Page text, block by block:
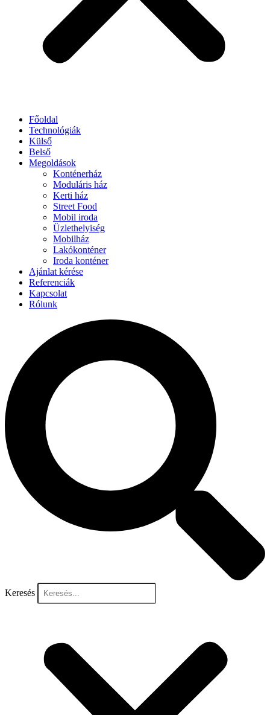
Főoldal
Technológiák
Külső
Belső
Megoldások
Konténerház
Moduláris ház
Kerti ház
Street Food
Mobil iroda
Üzlethelyiség
Mobilház
Lakókonténer
Iroda konténer
Ajánlat kérése
Referenciák
Kapcsolat
Rólunk
Keresés